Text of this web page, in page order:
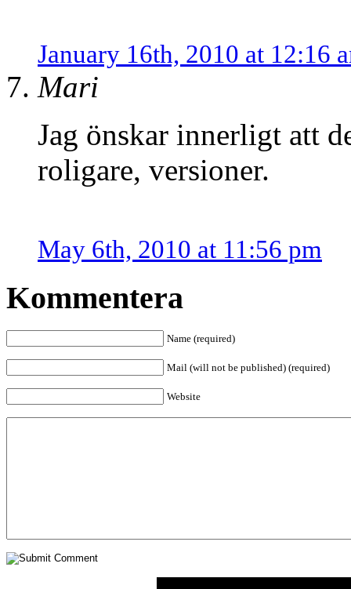
January 16th, 2010 at 12:16
Mari
Jag önskar innerligt att
roligare, versioner.
May 6th, 2010 at 11:56 pm
Kommentera
Name (required)
Mail (will not be published) (required)
Website